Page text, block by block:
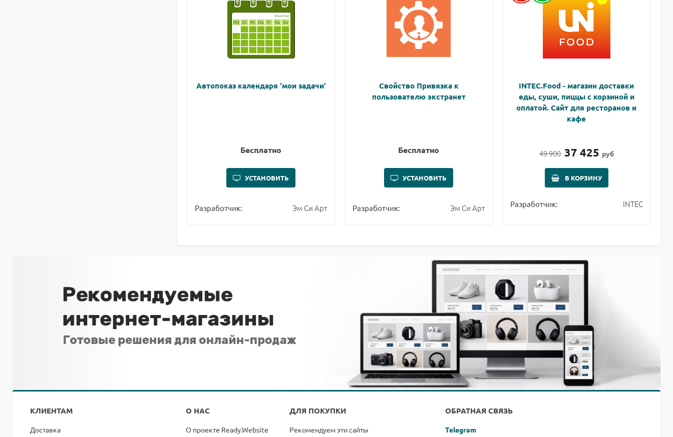
Автопоказ календаря 'мои задачи'
Бесплатно
УСТАНОВИТЬ
Разработчик: Эм Си Арт
Свойство Привязка к
пользователю экстранет
Бесплатно
УСТАНОВИТЬ
Разработчик: Эм Си Арт
INTEC.Food - магазин доставки
еды, суши, пиццы с корзиной и
оплатой. Сайт для ресторанов и
кафе
49 900 37 425 руб
В КОРЗИНУ
Разработчик: INTEC
КЛИЕНТАМ О НАС ДЛЯ ПОКУПКИ ОБРАТНАЯ СВЯЗЬ
Доставка О проекте Ready.Website Рекомендуем эти сайты Telegram